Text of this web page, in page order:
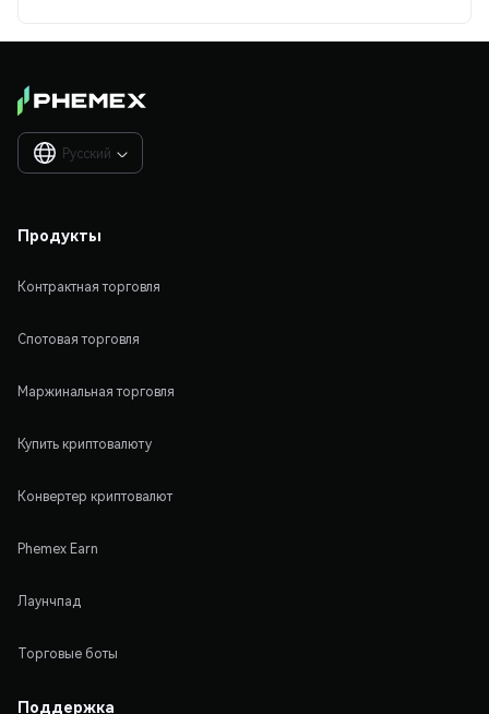
Русский 
Продукты
Контрактная торговля
Спотовая торговля
Маржинальная торговля
Купить криптовалюту
Конвертер криптовалют
Phemex Earn
Лаунчпад
Торговые боты
Поддержка